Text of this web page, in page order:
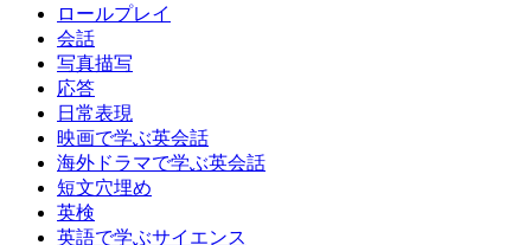
ロールプレイ
会話
写真描写
応答
日常表現
映画で学ぶ英会話
海外ドラマで学ぶ英会話
短文穴埋め
英検
英語で学ぶサイエンス